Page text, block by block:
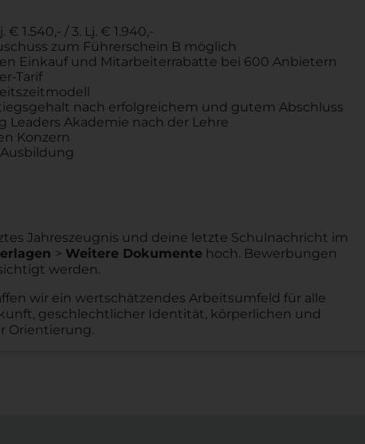
€ 1.540,- / 3. Lj. € 1.940,-
zum Führerschein B möglich
Einkauf und Mitarbeiterrabatte bei 600 Anbietern
Tarif
nach erfolgreichem und gutem Abschluss
Akademie nach der Lehre
Konzern
Jahreszeugnis und deine letzte Schulnachricht im
> Weitere Dokumente hoch. Bewerbungen
werden.
wir ein wertschätzendes Arbeitsumfeld für alle
geschlechtlicher Identität, körperlichen und
Orientierung.